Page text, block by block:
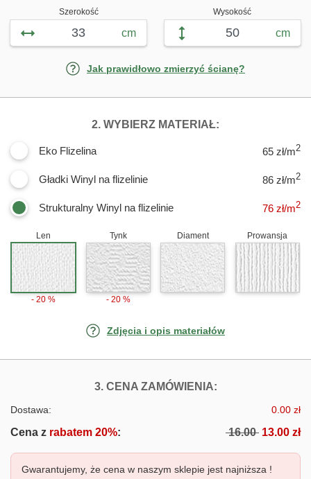
Szerokość
cm
Wysokość
cm
Jak prawidłowo zmierzyć ścianę?
2. WYBIERZ MATERIAŁ:
Eko Flizelina 65 zł/m2
Gładki Winyl na flizelinie 86 zł/m2
Strukturalny Winyl na flizelinie 76 zł/m2
Len
- 20 %
Tynk
- 20 %
Diament Prowansja
Zdjęcia i opis materiałów
3. CENA ZAMÓWIENIA:FOTOTAPETY
Dostawa: 0.00 zł
Cena z rabatem 20%: 16.00 13.00 zł
Gwarantujemy, że cena w naszym sklepie jest najniższa !